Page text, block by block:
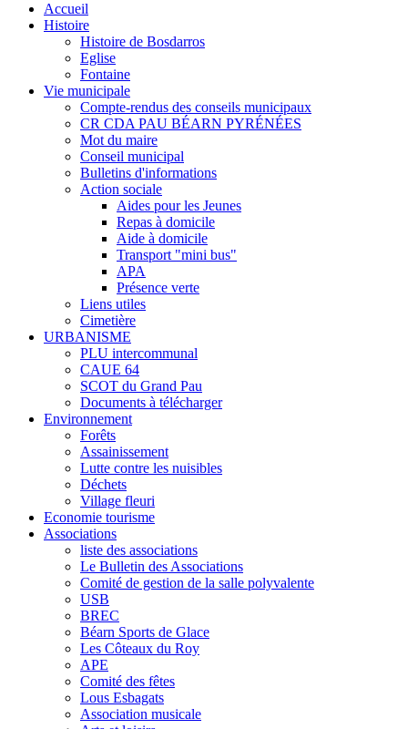
Accueil
Histoire
Histoire de Bosdarros
Eglise
Fontaine
Vie municipale
Compte-rendus des conseils municipaux
CR CDA PAU BÉARN PYRÉNÉES
Mot du maire
Conseil municipal
Bulletins d'informations
Action sociale
Aides pour les Jeunes
Repas à domicile
Aide à domicile
Transport "mini bus"
APA
Présence verte
Liens utiles
Cimetière
URBANISME
PLU intercommunal
CAUE 64
SCOT du Grand Pau
Documents à télécharger
Environnement
Forêts
Assainissement
Lutte contre les nuisibles
Déchets
Village fleuri
Economie tourisme
Associations
liste des associations
Le Bulletin des Associations
Comité de gestion de la salle polyvalente
USB
BREC
Béarn Sports de Glace
Les Côteaux du Roy
APE
Comité des fêtes
Lous Esbagats
Association musicale